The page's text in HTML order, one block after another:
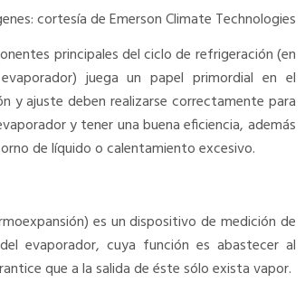
cortesía de Emerson Climate Technologies
principales del ciclo de refrigeración (en
juega un papel primordial en el
y ajuste deben realizarse correctamente para
y tener una buena eficiencia, además
de líquido o calentamiento excesivo.
es un dispositivo de medición de
evaporador, cuya función es abastecer al
que a la salida de éste sólo exista vapor.